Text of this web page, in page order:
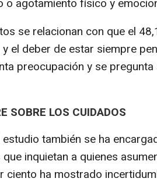
o agotamiento físico y
se relacionan con que el
el deber de estar siempre
preocupación y se
SOBRE LOS CUIDADOS
también se ha
inquietan a quienes
ciento ha mostrado